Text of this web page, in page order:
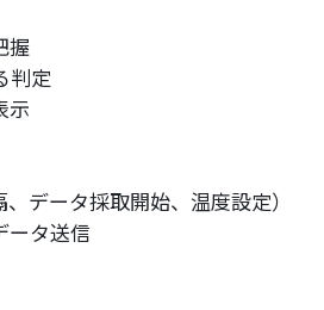
握
判定
示
データ採取開始、温度設定）
ータ送信